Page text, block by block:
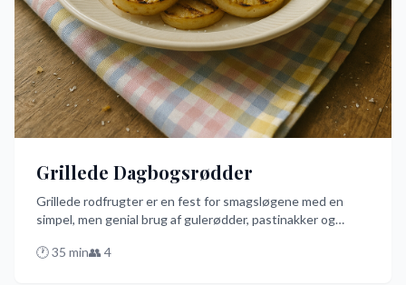
Grillede Dagbogsrødder
Grillede rodfrugter er en fest for smagsløgene med en
simpel, men genial brug af gulerødder, pastinakker og
dine grøntsager til at danse på grillen med en smule salt,
🕐35 min👥 4